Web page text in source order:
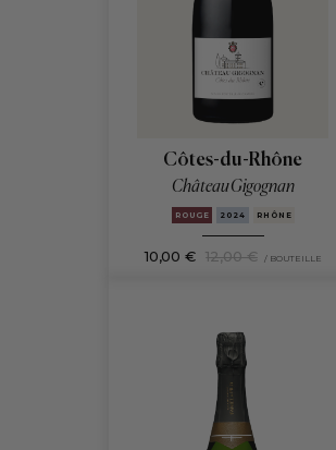
Côtes-du-Rhône
Château Gigognan
ROUGE 2024 RHÔNE
10,00 € 12,00 € / BOUTEILLE